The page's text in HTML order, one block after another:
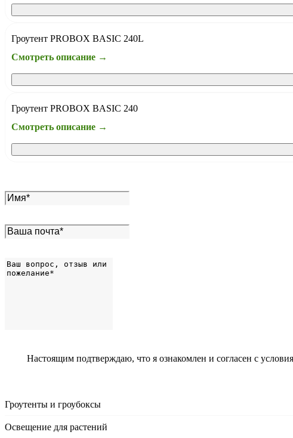
Гроутент PROBOX BASIC 240L
Смотреть описание →
Гроутент PROBOX BASIC 240
Смотреть описание →
Настоящим подтверждаю, что я ознакомлен и согласен с
Гроутенты и гроубоксы
Освещение для растений